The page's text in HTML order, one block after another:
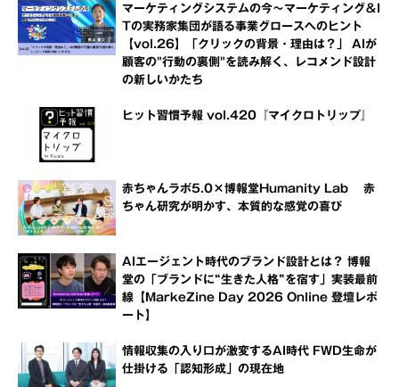
マーケティングシステムの今～マーケティング＆I
Tの実務家集団が語る事業グロースへのヒント
【vol.26】「クリックの背景・理由は？」 AIが
顧客の"行動の裏側"を読み解く、レコメンド設計
の新しいかたち
ヒット習慣予報 vol.420『マイクロトリップ』
赤ちゃんラボ5.0×博報堂Humanity Lab 赤
ちゃん研究が明かす、本質的な感覚の喜び
AIエージェント時代のブランド設計とは？ 博報
堂の「ブランドに“生きた人格”を宿す」実装最前
線【MarkeZine Day 2026 Online 登壇レポ
ート】
情報収集の入り口が激変するAI時代 FWD生命が
仕掛ける「認知形成」の現在地